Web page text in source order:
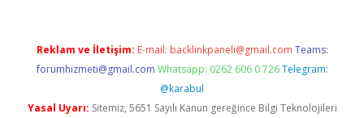
Reklam ve İletişim: E-mail: backlinkpaneli@gmail.com Teams:
forumhizmeti@gmail.com Whatsapp: 0262 606 0 726 Telegram:
@karabul
Yasal Uyarı: Sitemiz, 5651 Sayılı Kanun gereğince Bilgi Teknolojileri